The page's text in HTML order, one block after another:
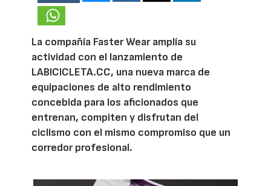
La compañía Faster Wear amplía su
actividad con el lanzamiento de
LABICICLETA.CC, una nueva marca de
equipaciones de alto rendimiento
concebida para los aficionados que
entrenan, compiten y disfrutan del
ciclismo con el mismo compromiso que un
corredor profesional.